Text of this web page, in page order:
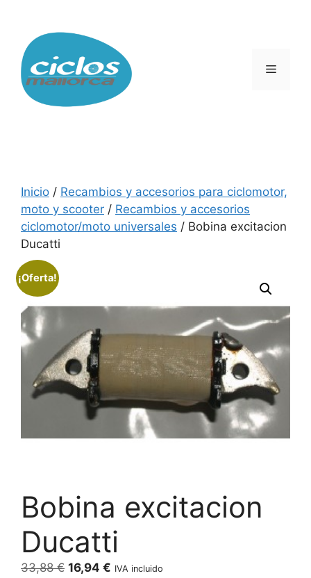
contenido
Menú
Inicio / Recambios y accesorios para ciclomotor,
moto y scooter / Recambios y accesorios
ciclomotor/moto universales / Bobina excitacion
Ducatti
¡Oferta!
Bobina excitacion
Ducatti
33,88€ El
16,94 € El
IVA incluido